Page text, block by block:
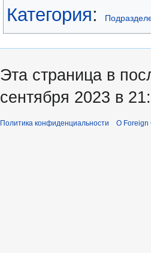
Категория:
Эта страница в
сентября 2023 в
Политика конфиденциальности О Foreign